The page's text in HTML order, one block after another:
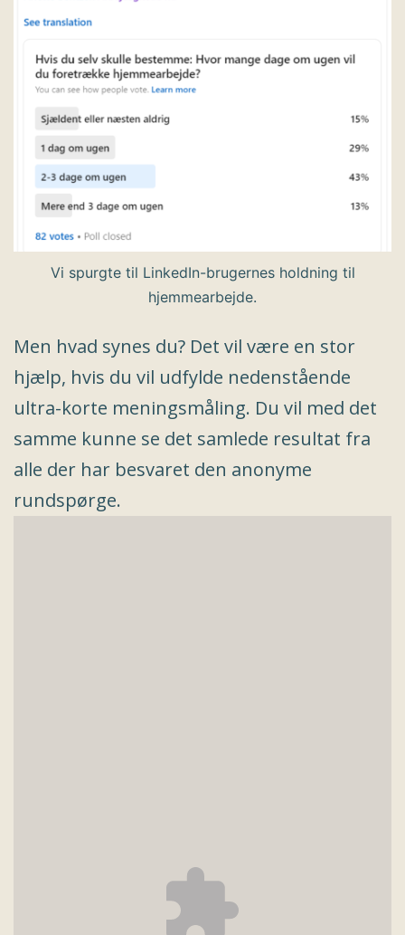
Vi spurgte til LinkedIn-brugernes holdning til
hjemmearbejde.
Men hvad synes du? Det vil være en stor
hjælp, hvis du vil udfylde nedenstående
ultra-korte meningsmåling. Du vil med det
samme kunne se det samlede resultat fra
alle der har besvaret den anonyme
rundspørge.